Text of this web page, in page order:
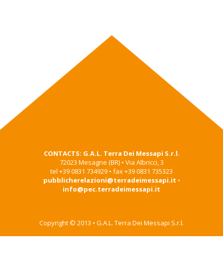
CONTACTS: G.A.L. Terra Dei Messapi S.r.l.
72023 Mesagne (BR) • Via Albricci, 3
tel +39 0831 734929 • fax +39 0831 735323
pubblicherelazioni@terradeimessapi.it •
info@pec.terradeimessapi.it
Copyright © 2013 • G.A.L. Terra Dei Messapi S.r.l.